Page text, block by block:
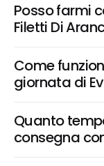
Posso farmi
Filetti Di
Come
giornata di
Quanto
consegna